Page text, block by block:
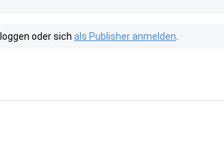
oder sich als Publisher anmelden